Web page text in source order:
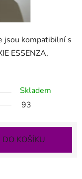
jsou kompatibilní s
ESSENZA,
Skladem
93
DO KOŠÍKU